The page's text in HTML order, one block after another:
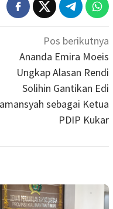
Pos berikutnya
Ananda Emira Moeis
Ungkap Alasan Rendi
Solihin Gantikan Edi
sebagai Ketua
PDIP Kukar